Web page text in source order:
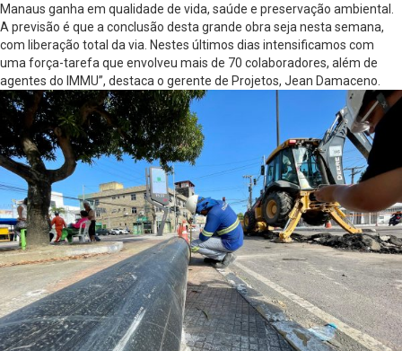
Manaus ganha em qualidade de vida, saúde e preservação ambiental.
A previsão é que a conclusão desta grande obra seja nesta semana,
com liberação total da via. Nestes últimos dias intensificamos com
uma força-tarefa que envolveu mais de 70 colaboradores, além de
agentes do IMMU”, destaca o gerente de Projetos, Jean Damaceno.